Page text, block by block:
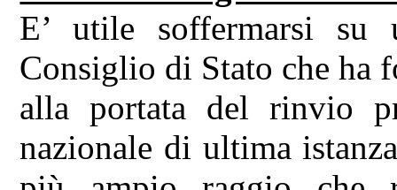
E’ utile soffermarsi su
Consiglio di Stato che ha
alla portata del rinvio
nazionale di ultima